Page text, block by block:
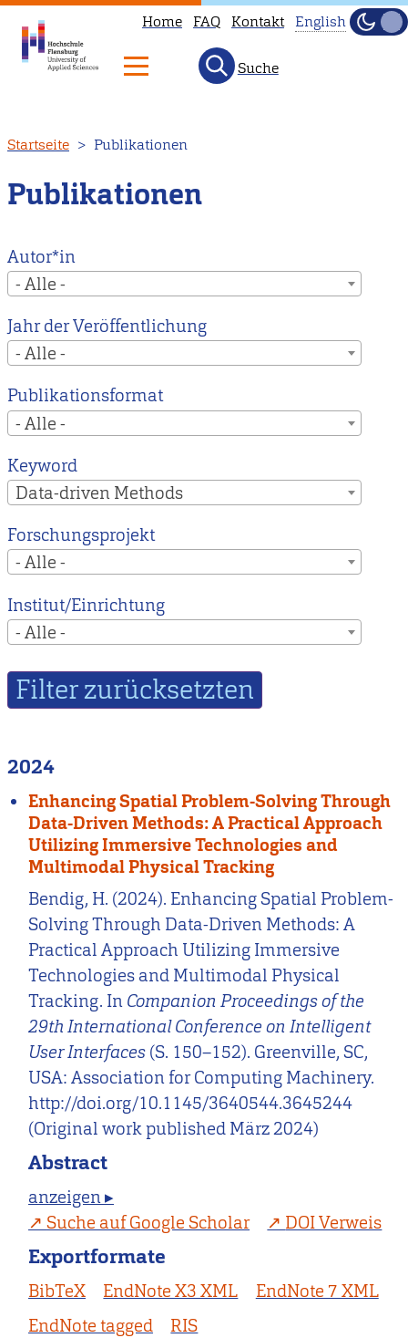
zum
Inhalt
Home FAQ Kontakt
to
our
main
instead.
English
Hell
Suche
Startseite Publikationen
Publikationen
Autor*in
- Alle -
Jahr der Veröffentlichung
- Alle -
Publikationsformat
- Alle -
Keyword
Data-driven Methods
Forschungsprojekt
- Alle -
Institut/Einrichtung
- Alle -
2024
Enhancing Spatial Problem-Solving Through
Data-Driven Methods: A Practical Approach
Utilizing Immersive Technologies and
Multimodal Physical Tracking
Bendig, H. (2024). Enhancing Spatial Problem-
Solving Through Data-Driven Methods: A
Practical Approach Utilizing Immersive
Technologies and Multimodal Physical
Tracking. In Companion Proceedings of the
29th International Conference on Intelligent
User Interfaces (S. 150–152). Greenville, SC,
USA: Association for Computing Machinery.
http://doi.org/10.1145/3640544.3645244
(Original work published März 2024)
Abstract
anzeigen ▸
Suche auf Google Scholar
DOI Verweis
Exportformate
BibTeX EndNote X3 XML
EndNote 7 XML
EndNote tagged
RIS